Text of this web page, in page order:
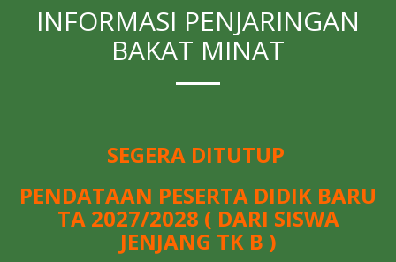
INFORMASI PENJARINGAN
BAKAT MINAT
SEGERA DITUTUP
PENDATAAN PESERTA DIDIK BARU
TA 2027/2028 ( DARI SISWA
JENJANG TK B )